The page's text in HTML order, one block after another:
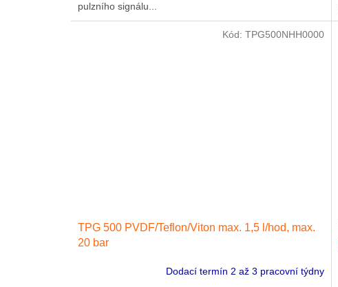
pulzního signálu...
TPG 500 PVDF/Teflon/Viton max. 1,5 l/hod, max.
20 bar
Dodací termín 2 až 3 pracovní týdny
Kód:TPG500NHH0000